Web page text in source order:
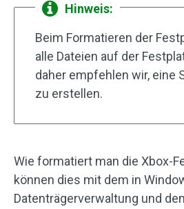
Hinweis:
Beim Formatieren der
alle Dateien auf der
daher empfehlen wir, eine
zu erstellen.
Wie formatiert man die Xbox-
können dies mit dem in
Datenträgerverwaltung und